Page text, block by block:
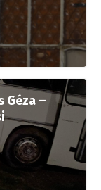
Géza –